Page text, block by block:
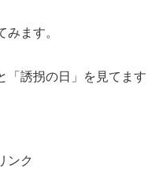
ます。
「誘拐の日」を見てます
ンク